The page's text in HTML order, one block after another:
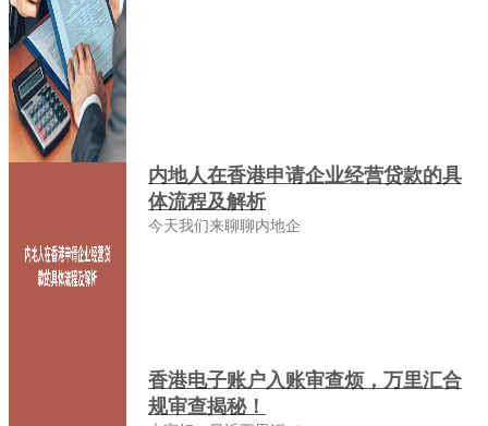
内地人在香港申请企业经营贷款的具
体流程及解析
今天我们来聊聊内地企
香港电子账户入账审查烦，万里汇合
规审查揭秘！